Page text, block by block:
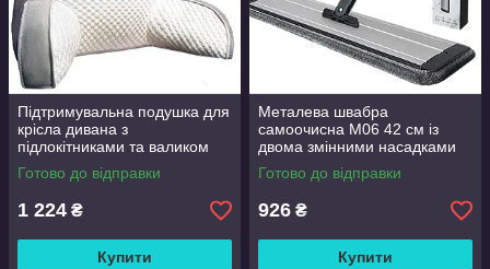
Підтримувальна подушка для
крісла дивана з
підлокітниками та валиком
Good Lucky
Готово до відправки
1 224 ₴
Купити
Металева швабра
самоочисна M06 42 см із
двома змінними насадками
Готово до відправки
926 ₴
Купити